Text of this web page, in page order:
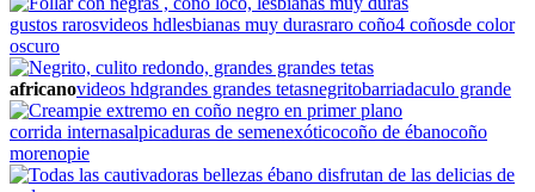
gustos rarosvideos hdlesbianas muy durasraro coño4 coñosde color
oscuro
africanovideos hdgrandes grandes tetasnegritobarriadaculo grande
corrida internasalpicaduras de semenexóticocoño de ébanocoño
morenopie